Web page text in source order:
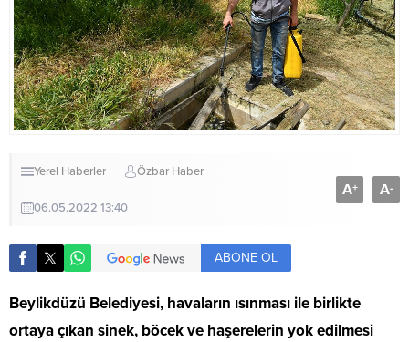
Yerel Haberler Özbar Haber
06.05.2022 13:40
A+ A-
ABONE OL
Beylikdüzü Belediyesi, havaların ısınması ile birlikte
ortaya çıkan sinek, böcek ve haşerelerin yok edilmesi